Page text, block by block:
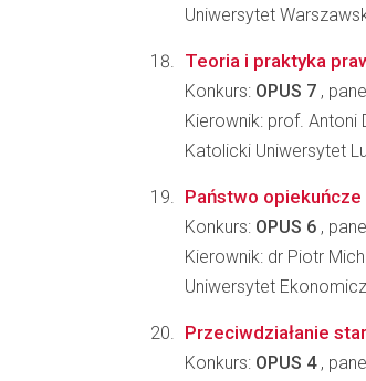
Uniwersytet
Teoria i praktyka
Konkurs: OPUS 7 ,
Kierownik: prof. Antoni
Katolicki Uniwersytet
Państwo
Konkurs: OPUS 6 ,
Kierownik: dr Piotr
Uniwersytet
Przeciwdziałanie
Konkurs: OPUS 4,